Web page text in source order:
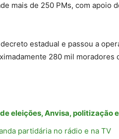
mais de 250 PMs, com apoio
estadual e passou a
280 mil moradores
eleições, Anvisa, politização
partidária no rádio e na TV